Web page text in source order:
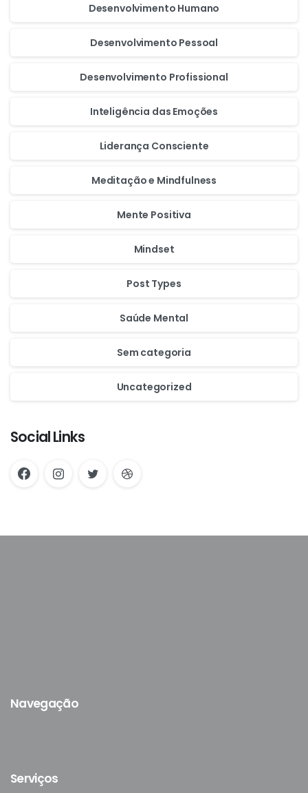
Desenvolvimento Humano
Desenvolvimento Pessoal
Desenvolvimento Profissional
Inteligência das Emoções
Liderança Consciente
Meditação e Mindfulness
Mente Positiva
Mindset
Post Types
Saúde Mental
Sem categoria
Uncategorized
Social Links
Navegação
Serviços